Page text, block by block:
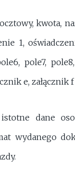
kwota,
1,
pole7,
e, załącznik f
dane
wydanego